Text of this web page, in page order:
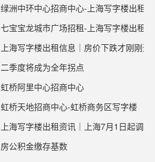
绿洲中环中心招商中心-上海写字楼出租
七宝宝龙城市广场招租-上海写字楼出租
上海写字楼出租信息｜房价下跌才刚刚开始
二季度将成为全年拐点
虹桥阿里中心招商中心
虹桥天地招商中心-虹桥商务区写字楼
上海写字楼出租资讯｜上海7月1日起调整住
房公积金缴存基数